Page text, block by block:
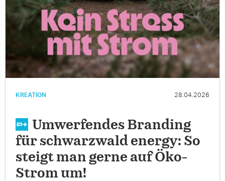
KREATION 28.04.2026
Umwerfendes Branding
für schwarzwald energy: So
steigt man gerne auf Öko-
Strom um!